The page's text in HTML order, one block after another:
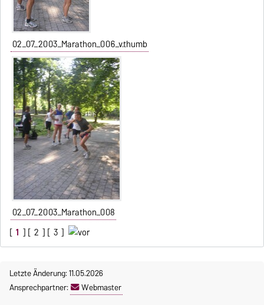
02_07_2003_Marathon_006_v.thumb
02_07_2003_Marathon_008
[ 1 ] [ 2 ] [ 3 ]
Letzte Änderung: 11.05.2026
Ansprechpartner:
Webmaster